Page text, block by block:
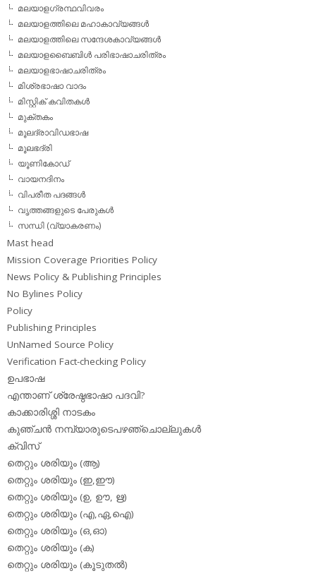
മലയാളഗ്രന്ഥവിവരം
മലയാളത്തിലെ മഹാകാവ്യങ്ങള്‍
മലയാളത്തിലെ സന്ദേശകാവ്യങ്ങള്‍
മലയാളബൈബിള്‍ പരിഭാഷാചരിത്രം
മലയാളഭാഷാചരിത്രം
മിശ്രഭാഷാ വാദം
മിസ്റ്റിക് കവിതകള്‍
മുക്തകം
മൂലദ്രാവിഡഭാഷ
മൂലഭദ്രി
യൂണികോഡ്
വായനദിനം
വിപരീത പദങ്ങള്‍
വൃത്തങ്ങളുടെ പേരുകള്‍
സന്ധി (വ്യാകരണം)
Mast head
Mission Coverage Priorities Policy
News Policy & Publishing Principles
No Bylines Policy
Policy
Publishing Principles
UnNamed Source Policy
Verification Fact-checking Policy
ഉപഭാഷ
എന്താണ് ശ്രേഷ്ഠഭാഷാ പദവി?
കാക്കാരിശ്ശി നാടകം
കുഞ്ചന്‍ നമ്പ്യാരുടെപഴഞ്ചൊല്ലുകള്‍
ക്വിസ്
തെറ്റും ശരിയും (ആ)
തെറ്റും ശരിയും (ഇ,ഈ)
തെറ്റും ശരിയും (ഉ, ഊ, ഋ)
തെറ്റും ശരിയും (എ,ഏ,ഐ)
തെറ്റും ശരിയും (ഒ,ഓ)
തെറ്റും ശരിയും (ക)
തെറ്റും ശരിയും (കൂടുതല്‍)